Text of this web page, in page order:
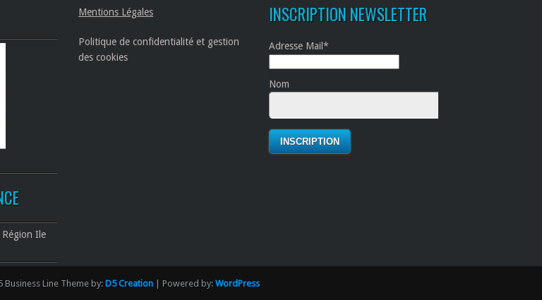
Région Ile
Mentions Légales
Politique de confidentialité et gestion
des cookies
INSCRIPTION NEWSLETTER
Adresse Mail*
Nom
Line Theme by: D5 Creation| Powered by: WordPress